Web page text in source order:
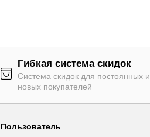
Гибкая система скидок
Система скидок для постоянных и
новых покупателей
Пользователь